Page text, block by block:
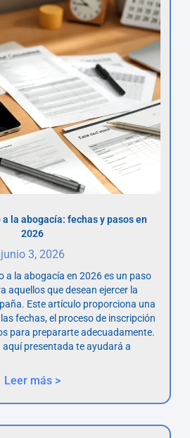
a la abogacía: fechas y pasos en
2026
junio 3, 2026
a la abogacía en 2026 es un paso
aquellos que desean ejercer la
Este artículo proporciona una
fechas, el proceso de inscripción
para prepararte adecuadamente.
presentada te ayudará a
Leer más >